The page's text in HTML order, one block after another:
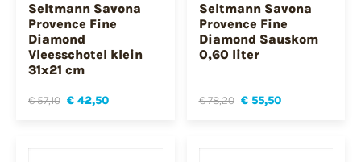
Seltmann Savona
Provence Fine
Diamond
Vleesschotel klein
31x21 cm
€ 57,10 € 42,50
Seltmann Savona
Provence Fine
Diamond Sauskom
0,60 liter
€ 78,20 € 55,50